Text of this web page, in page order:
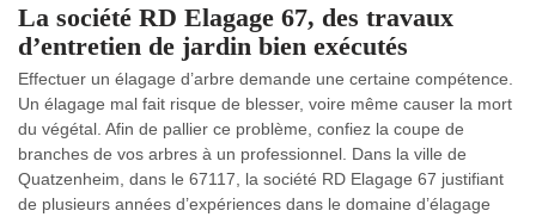
La société RD Elagage 67, des travaux
d’entretien de jardin bien exécutés
Effectuer un élagage d’arbre demande une certaine compétence.
Un élagage mal fait risque de blesser, voire même causer la mort
du végétal. Afin de pallier ce problème, confiez la coupe de
branches de vos arbres à un professionnel. Dans la ville de
Quatzenheim, dans le 67117, la société RD Elagage 67 justifiant
de plusieurs années d’expériences dans le domaine d’élagage